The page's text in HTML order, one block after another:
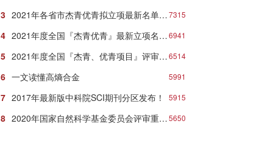
7315
3 2021年各省市杰青优青拟立项最新名单：近千人入选！
6941
4 2021年度全国『杰青优青』最新立项名单汇总发布！
6514
5 2021年度全国『杰青、优青项目』评审立项最新名单
5991
6 一文读懂高熵合金
5915
7 2017年最新版中科院SCI期刊分区发布！
5650
8 2020年国家自然科学基金委员会评审重要时间节点安排